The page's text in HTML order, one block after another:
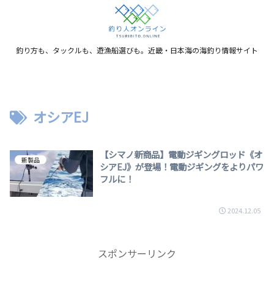
釣り方も、タックルも、遊漁船選びも。近畿・日本海の海釣り情報サイト
オシアEJ
新製品
【シマノ新商品】電動ジギングロッド《オ
シアEJ》が登場！電動ジギングをよりパワ
フルに！
2024.12.05
スポンサーリンク